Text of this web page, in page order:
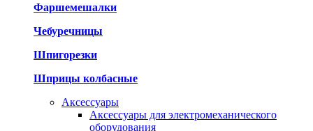
Фаршемешалки
Чебуречницы
Шпигорезки
Шприцы колбасные
Аксессуары
Аксессуары для электромеханического
оборудования